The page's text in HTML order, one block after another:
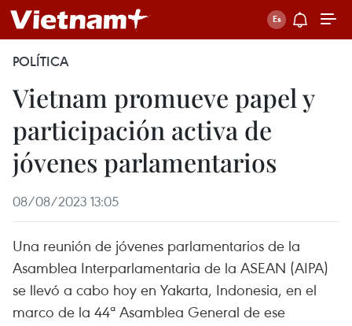
POLÍTICA
Vietnam promueve papel y
participación activa de
jóvenes parlamentarios
08/08/2023 13:05
Una reunión de jóvenes parlamentarios de la
Asamblea Interparlamentaria de la ASEAN (AIPA)
se llevó a cabo hoy en Yakarta, Indonesia, en el
marco de la 44ª Asamblea General de ese